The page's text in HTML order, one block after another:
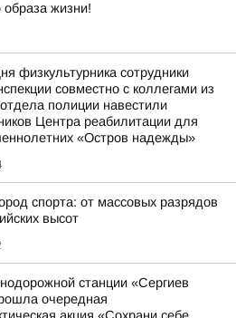
образа жизни!
физкультурника сотрудники
совместно с коллегами из
полиции навестили
Центра реабилитации для
«Остров надежды»
спорта: от массовых разрядов
высот
станции «Сергиев
очередная